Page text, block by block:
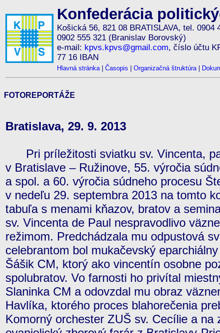
Konfederácia
Košická 56, 821 08 BRATISLAVA, tel. 0904
0902 555 321 (Branislav Borovský)
e-mail: kpvs.kpvs@gmail.com, číslo účtu
77 16 IBAN
Hlavná stránka| Časopis Organizačná štruktúra|
FOTOREPORTÁŽE
Bratislava, 29. 9. 2013
Pri príležitosti sviatku sv. Vincenta,
v Bratislave – Ružinove, 55. výročia
a spol. a 60. výročia súdneho procesu
v nedeľu 29. septembra 2013 na tomto
tabuľa s menami kňazov, bratov a
sv. Vincenta de Paul nespravodlivo
režimom. Predchádzala mu odpustová
celebrantom bol mukačevský
Šášik CM, ktorý ako vincentín osobne
spolubratov. Vo farnosti ho privítal
Slaninka CM a odovzdal mu obraz
Havlíka, ktorého proces blahorečenia
Komorný orchester ZUŠ sv. Cecílie a na